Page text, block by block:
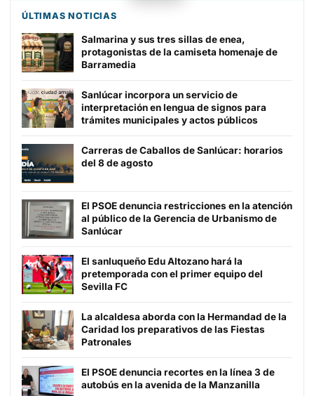
ÚLTIMAS NOTICIAS
Salmarina y sus tres sillas de enea,
protagonistas de la camiseta homenaje de
Barramedia
Sanlúcar incorpora un servicio de
interpretación en lengua de signos para
trámites municipales y actos públicos
Carreras de Caballos de Sanlúcar: horarios
del 8 de agosto
El PSOE denuncia restricciones en la atención
al público de la Gerencia de Urbanismo de
Sanlúcar
El sanluqueño Edu Altozano hará la
pretemporada con el primer equipo del
Sevilla FC
La alcaldesa aborda con la Hermandad de la
Caridad los preparativos de las Fiestas
Patronales
El PSOE denuncia recortes en la línea 3 de
autobús en la avenida de la Manzanilla